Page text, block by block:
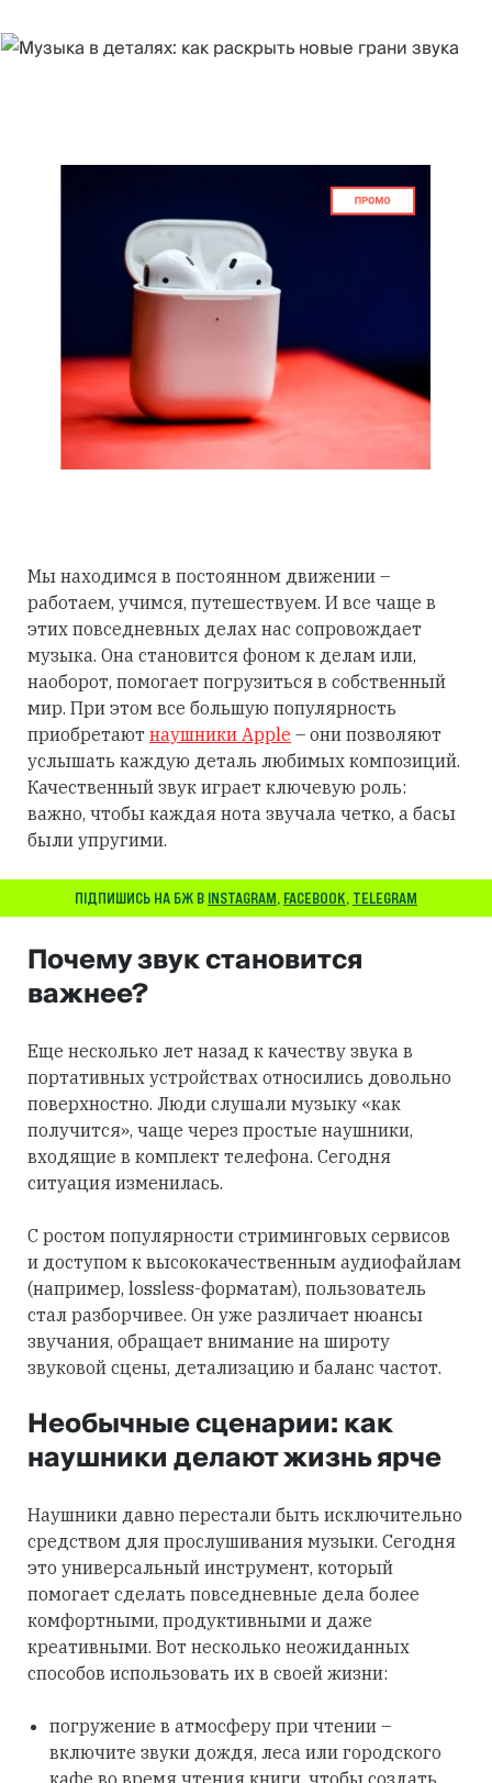
Мы находимся в постоянном движении –
работаем, учимся, путешествуем. И все чаще в
этих повседневных делах нас сопровождает
музыка. Она становится фоном к делам или,
наоборот, помогает погрузиться в собственный
мир. При этом все большую популярность
приобретают наушники Apple – они позволяют
услышать каждую деталь любимых композиций.
Качественный звук играет ключевую роль:
важно, чтобы каждая нота звучала четко, а басы
были упругими.
ПІДПИШИСЬ НА БЖ В INSTAGRAM, FACEBOOK, TELEGRAM
Почему звук становится
важнее?
Еще несколько лет назад к качеству звука в
портативных устройствах относились довольно
поверхностно. Люди слушали музыку «как
получится», чаще через простые наушники,
входящие в комплект телефона. Сегодня
ситуация изменилась.
С ростом популярности стриминговых сервисов
и доступом к высококачественным аудиофайлам
(например, lossless-форматам), пользователь
стал разборчивее. Он уже различает нюансы
звучания, обращает внимание на широту
звуковой сцены, детализацию и баланс частот.
Необычные сценарии: как
наушники делают жизнь ярче
Наушники давно перестали быть исключительно
средством для прослушивания музыки. Сегодня
это универсальный инструмент, который
помогает сделать повседневные дела более
комфортными, продуктивными и даже
креативными. Вот несколько неожиданных
способов использовать их в своей жизни:
погружение в атмосферу при чтении –
включите звуки дождя, леса или городского